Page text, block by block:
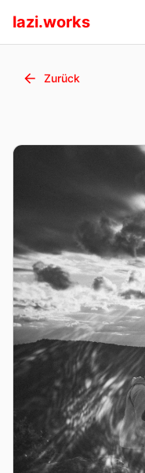
lazi.works
Zurück